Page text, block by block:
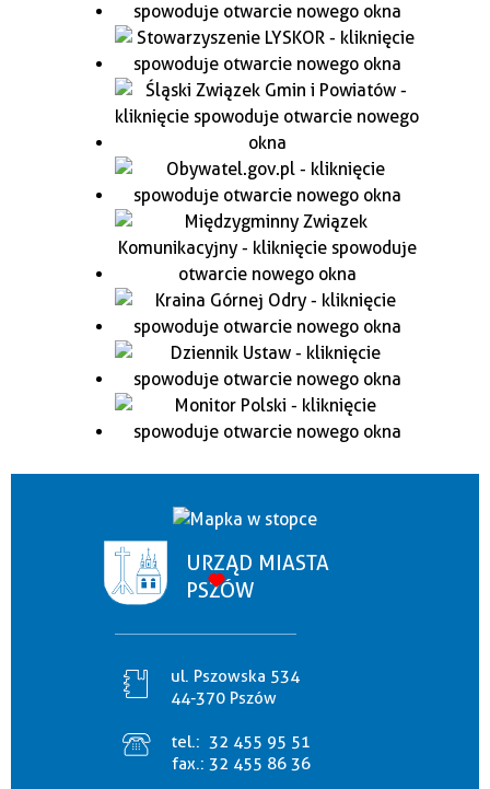
URZĄD MIASTA
PSZÓW
ul. Pszowska 534
44-370 Pszów
tel.: 32 455 95 51
fax.: 32 455 86 36